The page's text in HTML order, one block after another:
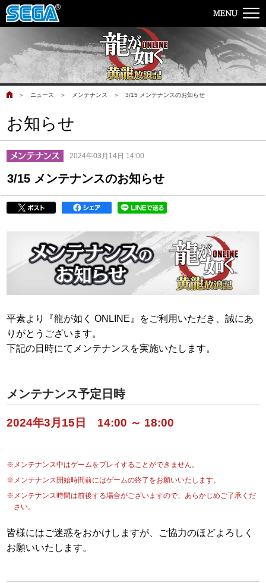
＞ ニュース ＞ メンテナンス ＞ 3/15 メンテナンスのお知らせ
お知らせ
2024年03月14日 14:00
3/15 メンテナンスのお知らせ
平素より『龍が如く ONLINE』をご利用いただき、誠にあ
りがとうございます。
下記の日時にてメンテナンスを実施いたします。
メンテナンス予定日時
2024年3月15日 14:00 ～ 18:00
※メンテナンス中はゲームをプレイすることができません。
※メンテナンス開始時間前にはゲームの終了をお願いいたします。
※メンテナンス時間は前後する場合がございますので、あらかじめご了承くだ
さい。
皆様にはご迷惑をおかけしますが、ご協力のほどよろしく
お願いいたします。